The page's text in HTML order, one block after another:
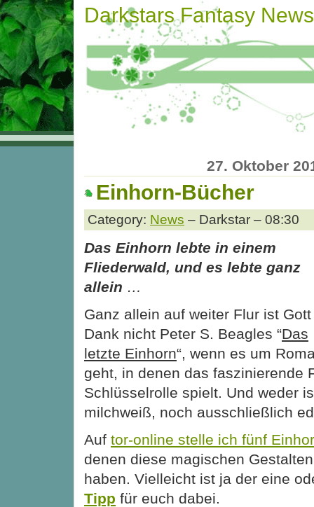
Darkstars Fantasy News
27. Oktober
Einhorn-Bücher
Category: News – Darkstar – 08:30
Das Einhorn lebte in einem
Fliederwald, und es lebte ganz
allein …
Ganz allein auf weiter Flur ist
Dank nicht Peter S. Beagles “Das
letzte Einhorn“, wenn es um
geht, in denen das faszinierende
Schlüsselrolle spielt. Und weder
milchweiß, noch ausschließlich
Auf tor-online stelle ich fünf
denen diese magischen
haben. Vielleicht ist ja der eine
Tipp für euch dabei.